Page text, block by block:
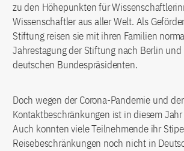
zu den Höhepunkten für
Wissenschaftler aus aller Welt. Als
Stiftung reisen sie mit ihren Familien
Jahrestagung der Stiftung nach Berlin und
deutschen Bundespräsidenten.
Doch wegen der Corona-Pandemie und der
Kontaktbeschränkungen ist in diesem Jahr
Auch konnten viele Teilnehmende ihr
Reisebeschränkungen noch nicht in